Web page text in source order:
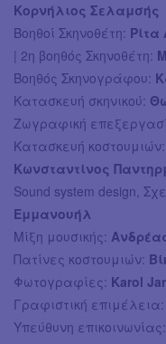
Κορνήλιος Σελαμσής
Βοηθοί Σκηνοθέτη: Ρίτα
| 2η βοηθός Σκηνοθέτη:
Βοηθός Σκηνογράφου:
Κατασκευή σκηνικού:
Ζωγραφική
Κατασκευή κοστουμιών:
Κωνσταντίνος
Sound system design,
Εμμανουήλ
Μίξη μουσικής:
Πατίνες κοστουμιών:
Φωτογραφίες: Κarol
Γραφιστική επιμέλεια:
Υπεύθυνη επικοινωνίας: